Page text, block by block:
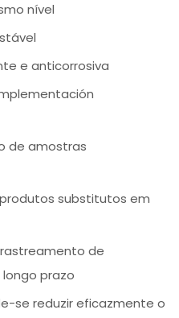
nível
e anticorrosiva
de amostras
substitutos em
de
prazo
se reduzir eficazmente o